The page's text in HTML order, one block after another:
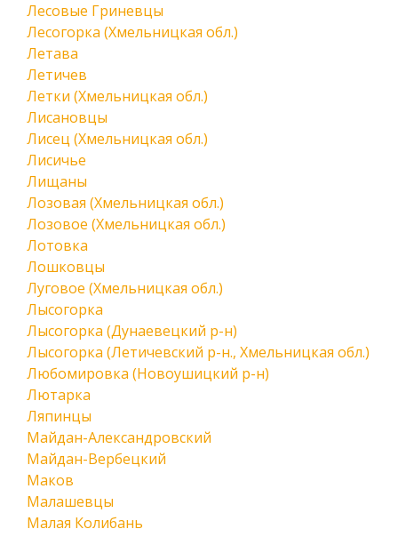
Лесовые Гриневцы
Лесогорка (Хмельницкая обл.)
Летава
Летичев
Летки (Хмельницкая обл.)
Лисановцы
Лисец (Хмельницкая обл.)
Лисичье
Лищаны
Лозовая (Хмельницкая обл.)
Лозовое (Хмельницкая обл.)
Лотовка
Лошковцы
Луговое (Хмельницкая обл.)
Лысогорка
Лысогорка (Дунаевецкий р-н)
Лысогорка (Летичевский р-н., Хмельницкая обл.)
Любомировка (Новоушицкий р-н)
Лютарка
Ляпинцы
Майдан-Александровский
Майдан-Вербецкий
Маков
Малашевцы
Малая Колибань